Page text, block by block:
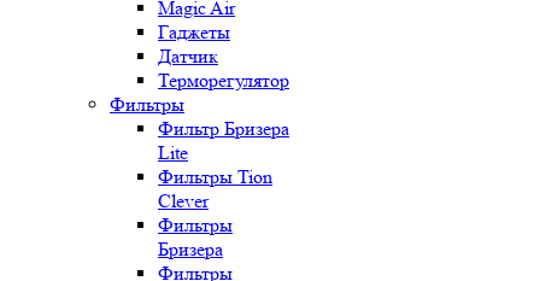
Magic Air
Гаджеты
Датчик
Терморегулятор
Фильтры
Фильтр Бризера
Lite
Фильтры Tion
Clever
Фильтры
Бризера
Фильтры